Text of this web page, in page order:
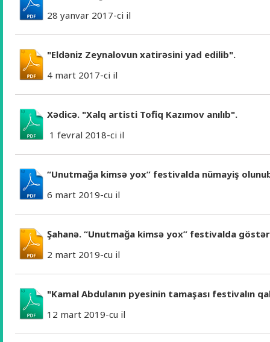
28 yanvar 2017-ci il
"Eldəniz Zeynalovun xatirəsini yad edilib".
4 mart 2017-ci il
Xədicə. "Xalq artisti Tofiq Kazımov anılıb".
1 fevral 2018-ci il
“Unutmağa kimsə yox” festivalda nümayiş
6 mart 2019-cu il
Şahanə. “Unutmağa kimsə yox” festivalda
2 mart 2019-cu il
"Kamal Abdulanın pyesinin tamaşası festivalın
12 mart 2019-cu il